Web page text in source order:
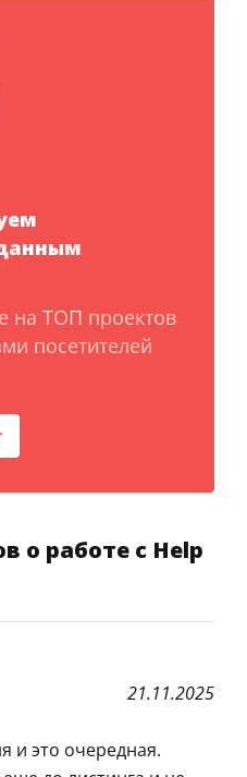
на ТОП проектов
посетителей
о работе с Help
21.11.2025
и это очередная.